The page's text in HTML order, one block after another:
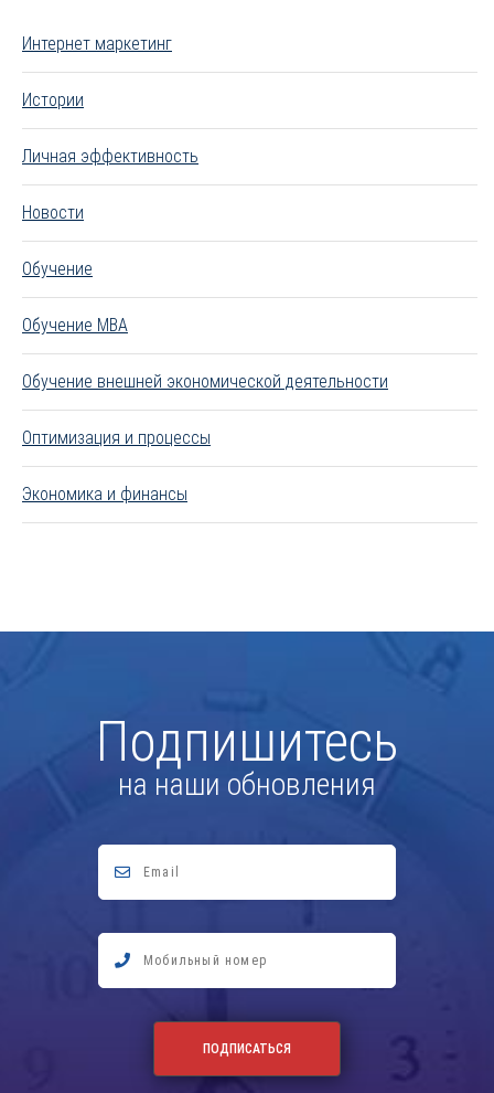
Интернет маркетинг
Истории
Личная эффективность
Новости
Обучение
Обучение MBA
Обучение внешней экономической деятельности
Оптимизация и процессы
Экономика и финансы
Подпишитесь
на наши обновления